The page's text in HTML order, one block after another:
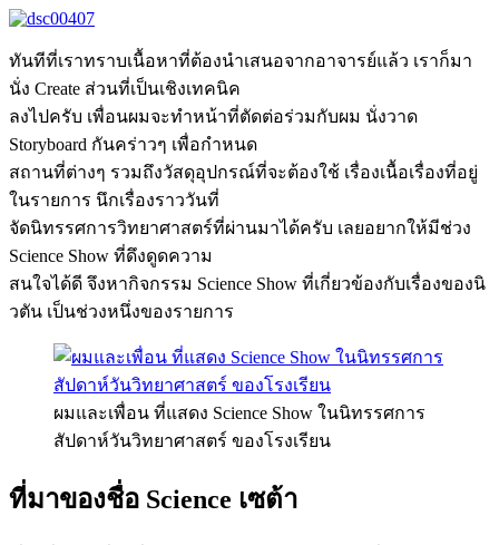
ทันทีที่เราทราบเนื้อหาที่ต้องนำเสนอจากอาจารย์แล้ว เราก็มา
นั่ง Create ส่วนที่เป็นเชิงเทคนิค
ลงไปครับ เพื่อนผมจะทำหน้าที่ตัดต่อร่วมกับผม นั่งวาด
Storyboard กันคร่าวๆ เพื่อกำหนด
สถานที่ต่างๆ รวมถึงวัสดุอุปกรณ์ที่จะต้องใช้ เรื่องเนื้อเรื่องที่อยู่
ในรายการ นึกเรื่องราววันที่
จัดนิทรรศการวิทยาศาสตร์ที่ผ่านมาได้ครับ เลยอยากให้มีช่วง
Science Show ที่ดึงดูดความ
สนใจได้ดี จึงหากิจกรรม Science Show ที่เกี่ยวข้องกับเรื่องของนิ
วตัน เป็นช่วงหนึ่งของรายการ
ผมและเพื่อน ที่แสดง Science Show ในนิทรรศการ
สัปดาห์วันวิทยาศาสตร์ ของโรงเรียน
ที่มาของชื่อ Science เซต้า